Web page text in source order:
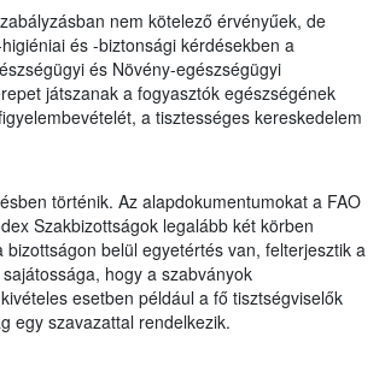
nem kötelező érvényűek, de
és -biztonsági kérdésekben a
és Növény-egészségügyi
játszanak a fogyasztók egészségének
a tisztességes kereskedelem
történik. Az alapdokumentumokat a FAO
Szakbizottságok legalább két körben
belül egyetértés van, felterjesztik a
hogy a szabványok
esetben például a fő tisztségviselők
egy szavazattal rendelkezik.